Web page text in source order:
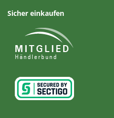
Sicher einkaufen